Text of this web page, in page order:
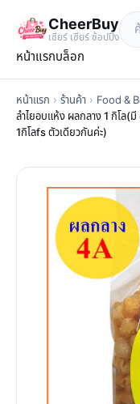
CheerBuy
เซียร์ เซียร์ ช้อปปิ้ง
หน้าแรกบล็อก
หน้าแรก › ร้านค้า › Food &
ลำไยอบแห้ง ผลกลาง 1 กิโล(
1กิโลfs ตัวเดียวกันค่ะ)